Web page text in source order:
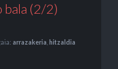
bala (2/2)
arrazakeria hitzaldia